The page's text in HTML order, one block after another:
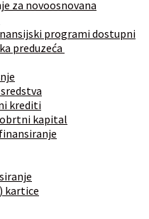
za novoosnovana
programi dostupni
preduzeća
krediti
kapital
kartice